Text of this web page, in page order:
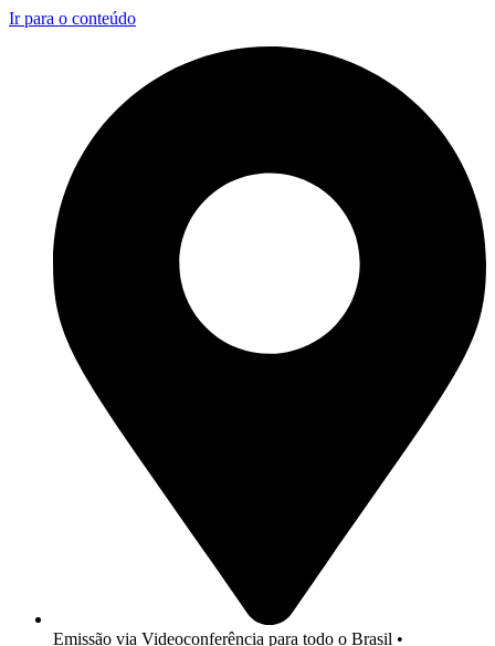
Ir para o conteúdo
Emissão via Videoconferência para todo o Brasil •